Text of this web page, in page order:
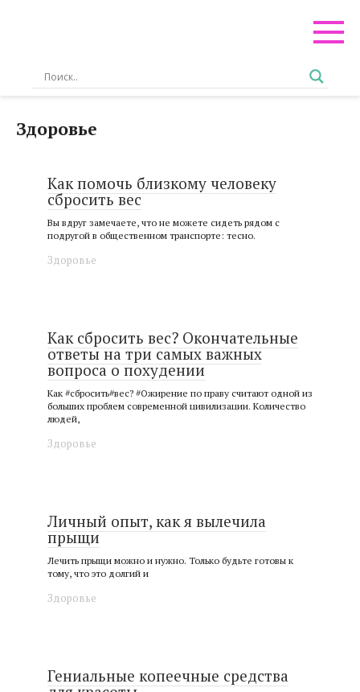
Здоровье
Как помочь близкому человеку
сбросить вес
Вы вдруг замечаете, что не можете сидеть рядом с
подругой в общественном транспорте: тесно.
Здоровье
Как сбросить вес? Окончательные
ответы на три самых важных
вопроса о похудении
Как #сбросить#вес? #Ожирение по праву считают одной из
больших проблем современной цивилизации. Количество
людей,
Здоровье
Личный опыт, как я вылечила
прыщи
Лечить прыщи можно и нужно. Только будьте готовы к
тому, что это долгий и
Здоровье
Гениальные копеечные средства